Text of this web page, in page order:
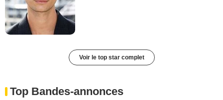
Voir le top star complet
Top Bandes-annonces